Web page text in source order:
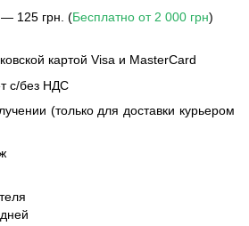
— 125 грн. (Бесплатно от 2 000 грн)
картой Visa и MasterCard
с/без НДС
(только для доставки курьером